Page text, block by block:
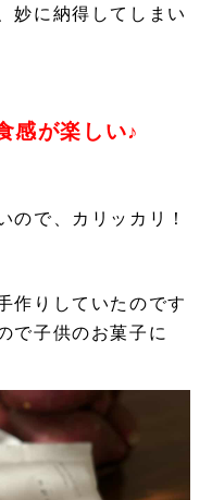
妙に納得してしまい
感が楽しい♪
ので、カリッカリ！
作りしていたのです
で子供のお菓子に